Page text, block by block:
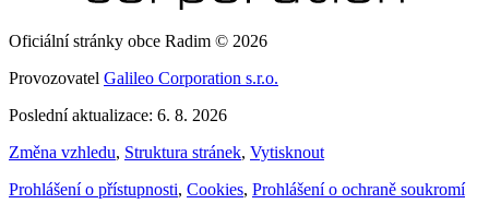
Oficiální stránky obce Radim © 2026
Provozovatel Galileo Corporation s.r.o.
Poslední aktualizace: 6. 8. 2026
Změna vzhledu, Struktura stránek, Vytisknout
Prohlášení o přístupnosti, Cookies, Prohlášení o ochraně soukromí